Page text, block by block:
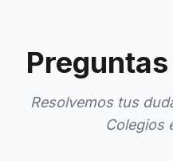
Resolvemos tus
Colegios